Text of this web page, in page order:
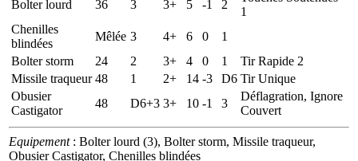
Bolter lourd
36 3 3+ 5 -1 2
1
Chenilles
blindées
Mêlée 3 4+ 6 0
1
Bolter storm
24 2 3+ 4 0 1
Tir Rapide 2
Missile traqueur 48 1 2+ 14 -3 D6 Tir Unique
Obusier
Castigator
48 D6+3 3+ 10 -1 3
Déflagration, Ignore
Couvert
Equipement: Bolter lourd (3), Bolter storm, Missile traqueur,
Obusier Castigator, Chenilles blindées